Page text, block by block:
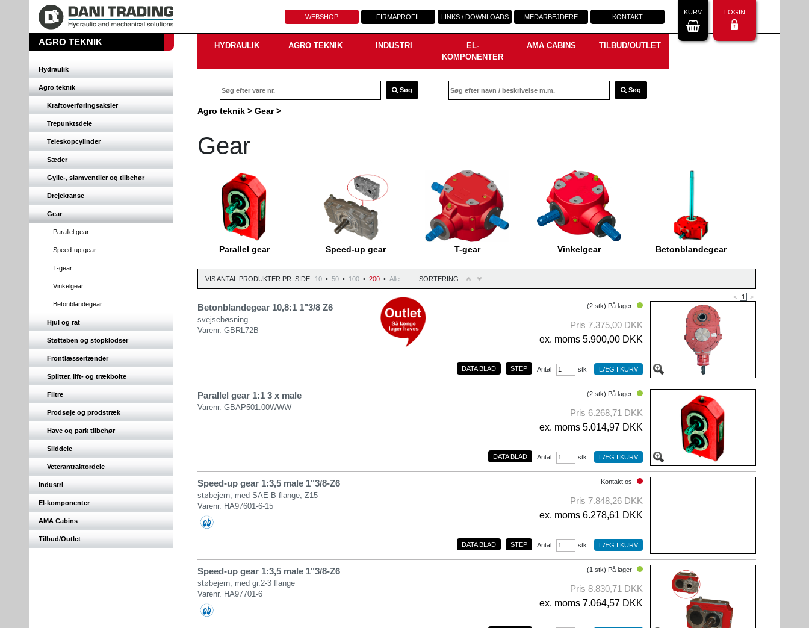
WEBSHOP FIRMAPROFIL LINKS / DOWNLOADS MEDARBEJDERE KONTAKT
KURV LOGIN
AGRO TEKNIK
Hydraulik
Agro teknik
Kraftoverføringsaksler
Trepunktsdele
Teleskopcylinder
Sæder
Gylle-, slamventiler og tilbehør
Drejekranse
Gear
Parallel gear
Speed-up gear
T-gear
Vinkelgear
Betonblandegear
Hjul og rat
Støtteben og stopklodser
Frontlæssertænder
Splitter, lift- og trækbolte
Filtre
Prodsøje og prodstræk
Have og park tilbehør
Sliddele
Veterantraktordele
Industri
El-komponenter
AMA Cabins
Tilbud/Outlet
HYDRAULIK AGRO TEKNIK INDUSTRI
EL-
KOMPONENTER
AMA CABINS TILBUD/OUTLET
Søg Søg
Agro teknik > Gear >
Gear
Parallel gear Speed-up gear T-gear Vinkelgear Betonblandegear
VIS ANTAL PRODUKTER PR. SIDE 10 • 50 • 100 • 200 • Alle SORTERING
< 1 >
Betonblandegear 10,8:1 1"3/8 Z6
svejsebøsning
Varenr. GBRL72B
(2 stk) På lager
Pris 7.375,00 DKK
ex. moms 5.900,00 DKK
DATA BLAD STEP Antal stk
Parallel gear 1:1 3 x male
Varenr. GBAP501.00WWW
(2 stk) På lager
Pris 6.268,71 DKK
ex. moms 5.014,97 DKK
DATA BLAD Antal stk
Speed-up gear 1:3,5 male 1"3/8-Z6
støbejern, med SAE B flange, Z15
Varenr. HA97601-6-15
Kontakt os
Pris 7.848,26 DKK
ex. moms 6.278,61 DKK
DATA BLAD STEP Antal stk
Speed-up gear 1:3,5 male 1"3/8-Z6
støbejern, med gr.2-3 flange
Varenr. HA97701-6
(1 stk) På lager
Pris 8.830,71 DKK
ex. moms 7.064,57 DKK